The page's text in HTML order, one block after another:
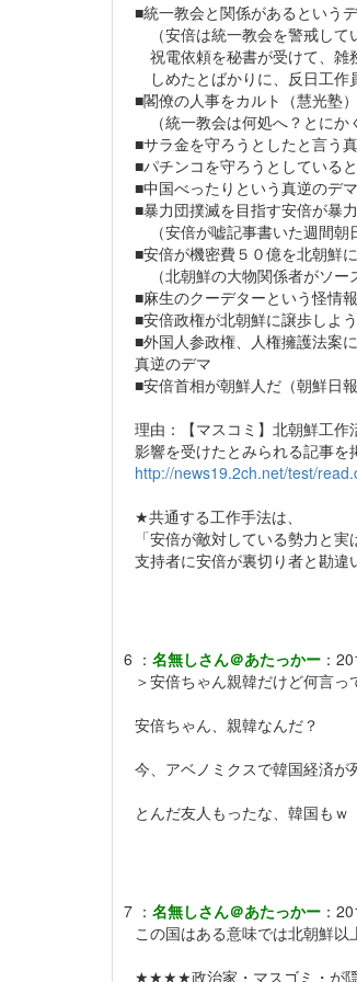
■統一教会と関係があるという
（安倍は統一教会を警戒して
祝電依頼を秘書が受けて、雑
しめたとばかりに、反日工作
■閣僚の人事をカルト（慧光塾
（統一教会は何処へ？とにか
■サラ金を守ろうとしたと言う
■パチンコを守ろうとしている
■中国べったりという真逆のデ
■暴力団撲滅を目指す安倍が暴
（安倍が嘘記事書いた週間朝
■安倍が機密費５０億を北朝鮮
（北朝鮮の大物関係者がソー
■麻生のクーデターという怪情報
■安倍政権が北朝鮮に譲歩しよ
■外国人参政権、人権擁護法案
真逆のデマ
■安倍首相が朝鮮人だ（朝鮮日
理由：【マスコミ】北朝鮮工
影響を受けたとみられる記事を
http://news19.2ch.net/test/
★共通する工作手法は、
「安倍が敵対している勢力と
支持者に安倍が裏切り者と勘違
6 ： 名無しさん＠あたっかー ：
＞安倍ちゃん親韓だけど何言っ
安倍ちゃん、親韓なんだ？
今、アベノミクスで韓国経済が
とんだ友人もったな、韓国もｗ
7 ： 名無しさん＠あたっかー ：
この国はある意味では北朝鮮以
★★★★政治家・マスゴミ・